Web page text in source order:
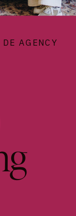
DE AGENCY